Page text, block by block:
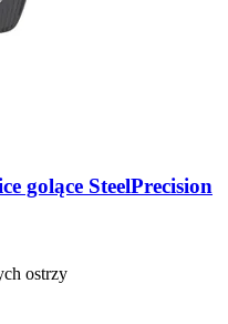
golące SteelPrecision
ostrzy